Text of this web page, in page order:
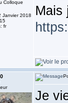
Janvier 2018
fr
Mais
Je